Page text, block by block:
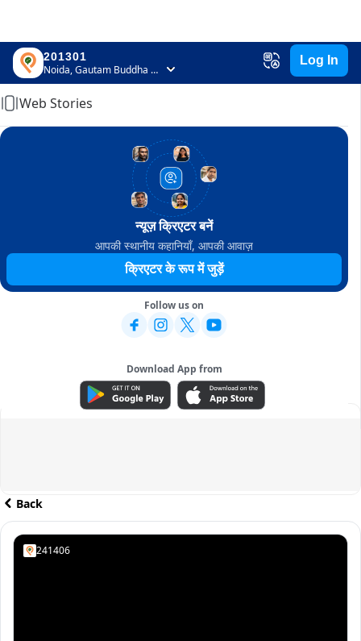
201301
Noida, Gautam Buddha Nagar, Uttar Pradesh
Log In
Home
Web Stories
न्यूज़ क्रिएटर बनें
आपकी स्थानीय कहानियाँ, आपकी आवाज़
क्रिएटर के रूप में जुड़ें
Follow us on
Download App from
ADVERTISEMENT
Back
241406